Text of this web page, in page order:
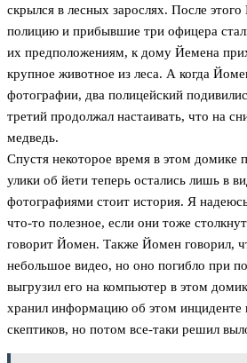
скрылся в лесных зарослях. После
полицию и прибывшие три офицера
их предположениям, к дому Йемена
крупное животное из леса. А когда
фотографии, два полицейский
третий продолжал настаивать, что на
медведь.
Спустя некоторое время в этом домике
улики об йети теперь остались лишь в
фотографиями стоит история. Я
что-то полезное, если они тоже
говорит Йомен. Также Йомен говорил,
небольшое видео, но оно погибло при
выгрузил его на компьютер в этом
хранил информацию об этом инциденте
скептиков, но потом все-таки решил